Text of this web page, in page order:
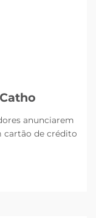
anunciarem
cartão de crédito